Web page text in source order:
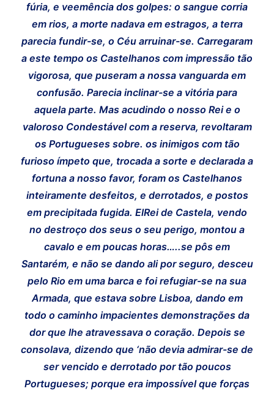
fúria, e veemência dos golpes: o sangue corria
em rios, a morte nadava em estragos, a terra
parecia fundir-se, o Céu arruinar-se. Carregaram
a este tempo os Castelhanos com impressão tão
vigorosa, que puseram a nossa vanguarda em
confusão. Parecia inclinar-se a vitória para
aquela parte. Mas acudindo o nosso Rei e o
valoroso Condestável com a reserva, revoltaram
os Portugueses sobre. os inimigos com tão
furioso ímpeto que, trocada a sorte e declarada a
fortuna a nosso favor, foram os Castelhanos
inteiramente desfeitos, e derrotados, e postos
em precipitada fugida. ElRei de Castela, vendo
no destroço dos seus o seu perigo, montou a
cavalo e em poucas horas…..se pôs em
Santarém, e não se dando ali por seguro, desceu
pelo Rio em uma barca e foi refugiar-se na sua
Armada, que estava sobre Lisboa, dando em
todo o caminho impacientes demonstrações da
dor que lhe atravessava o coração. Depois se
consolava, dizendo que ‘não devia admirar-se de
ser vencido e derrotado por tão poucos
Portugueses; porque era impossível que forças